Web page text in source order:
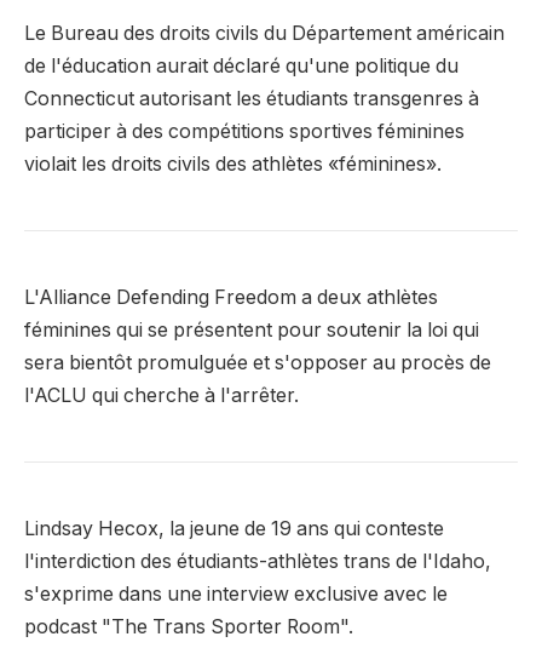
Le Bureau des droits civils du Département américain
de l'éducation aurait déclaré qu'une politique du
Connecticut autorisant les étudiants transgenres à
participer à des compétitions sportives féminines
violait les droits civils des athlètes «féminines».
L'Alliance Defending Freedom a deux athlètes
féminines qui se présentent pour soutenir la loi qui
sera bientôt promulguée et s'opposer au procès de
l'ACLU qui cherche à l'arrêter.
Lindsay Hecox, la jeune de 19 ans qui conteste
l'interdiction des étudiants-athlètes trans de l'Idaho,
s'exprime dans une interview exclusive avec le
podcast "The Trans Sporter Room".